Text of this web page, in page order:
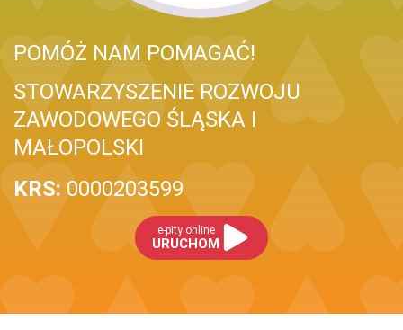
POMÓŻ NAM POMAGAĆ!
STOWARZYSZENIE ROZWOJU
ZAWODOWEGO ŚLĄSKA I
MAŁOPOLSKI
KRS: 0000203599
e-pity online
URUCHOM